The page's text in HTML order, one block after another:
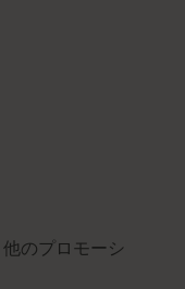
のプロモーシ